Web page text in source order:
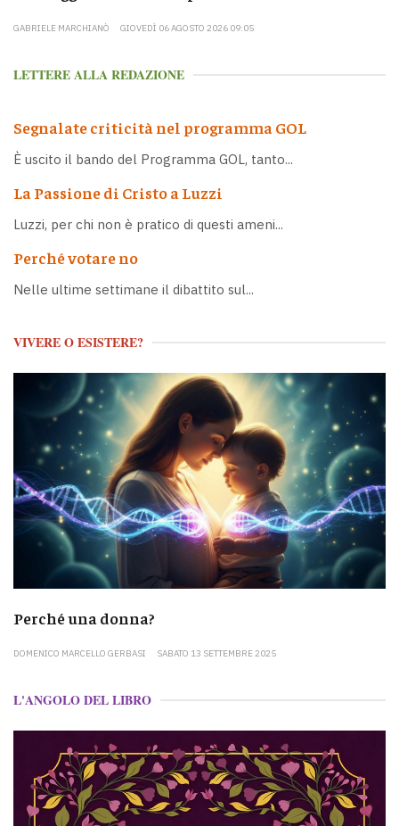
GABRIELE MARCHIANÒ GIOVEDÌ 06 AGOSTO 2026 09:05
LETTERE ALLA REDAZIONE
Segnalate criticità nel programma GOL
È uscito il bando del Programma GOL, tanto...
La Passione di Cristo a Luzzi
Luzzi, per chi non è pratico di questi ameni...
Perché votare no
Nelle ultime settimane il dibattito sul...
VIVERE O ESISTERE?
Perché una donna?
DOMENICO MARCELLO GERBASI SABATO 13 SETTEMBRE 2025
L'ANGOLO DEL LIBRO